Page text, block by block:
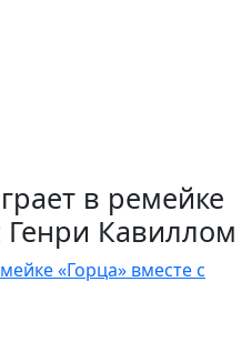
в ремейке
Генри Кавиллом
«Горца» вместе с